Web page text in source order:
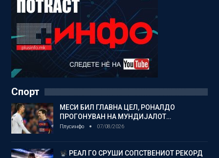
Спорт
МЕСИ БИЛ ГЛАВНА ЦЕЛ, РОНАЛДО
ПРОГОНУВАН НА МУНДИЈАЛОТ…
Плусинфо 07/08/2026
РЕАЛ ГО СРУШИ СОПСТВЕНИОТ РЕКОРД